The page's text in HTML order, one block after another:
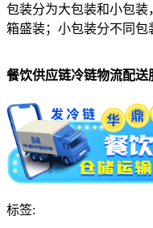
包装分为大包装和小包
箱盛装；小包装分不同包
餐饮供应链冷链物流配送
标签: